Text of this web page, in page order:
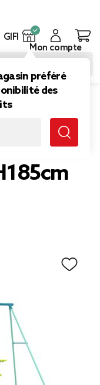
GIFI
préféré
des
Mon compte
et 1
et